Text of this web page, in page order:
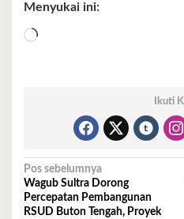
Menyukai ini:
Memuat...
Ikuti
Navigasi
pos
Pos sebelumnya
Wagub Sultra Dorong
Percepatan Pembangunan
RSUD Buton Tengah, Proyek